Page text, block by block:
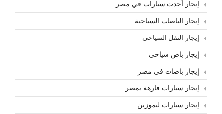
إيجار أحدث سيارات في مصر
إيجار الباصات السياحية
إيجار النقل السياحي
إيجار باص سياحي
إيجار باصات في مصر
إيجار سيارات فارهة بمصر
إيجار سيارات ليموزين